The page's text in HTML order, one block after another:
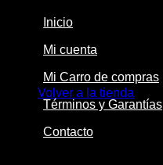
Volver a la tienda
Inicio
Mi cuenta
Mi Carro de compras
Términos y Garantías
Contacto